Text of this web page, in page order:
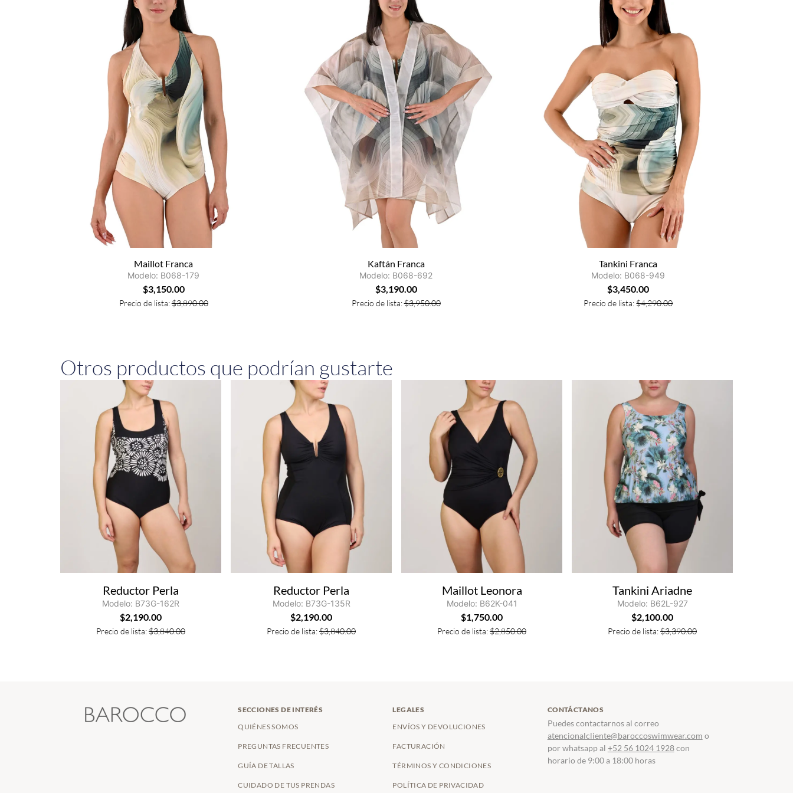
Maillot Franca
Modelo: B068-179
$3,150.00
Precio de lista:$3,890.00
Kaftán Franca
Modelo: B068-692
$3,190.00
Precio de lista:$3,950.00
Tankini Franca
Modelo: B068-949
$3,450.00
Precio de lista:$4,290.00
Otros productos que podrían gustarte
Reductor Perla
Modelo: B73G-162R
$2,190.00
Precio de lista:$3,840.00
Reductor Perla
Modelo: B73G-135R
$2,190.00
Precio de lista:$3,840.00
Maillot Leonora
Modelo: B62K-041
$1,750.00
Precio de lista:$2,850.00
Tankini Ariadne
Modelo: B62L-927
$2,100.00
Precio de lista:$3,390.00
SECCIONES DE INTERÉS
QUIÉNES SOMOS
PREGUNTAS FRECUENTES
GUÍA DE TALLAS
CUIDADO DE TUS PRENDAS
LEGALES
ENVÍOS Y DEVOLUCIONES
FACTURACIÓN
TÉRMINOS Y CONDICIONES
POLÍTICA DE PRIVACIDAD
CONTÁCTANOS
Puedes contactarnos al correo
atencionalcliente@baroccoswimwear.com o
por whatsapp al +52 56 1024 1928con
horario de 9:00 a 18:00 horas